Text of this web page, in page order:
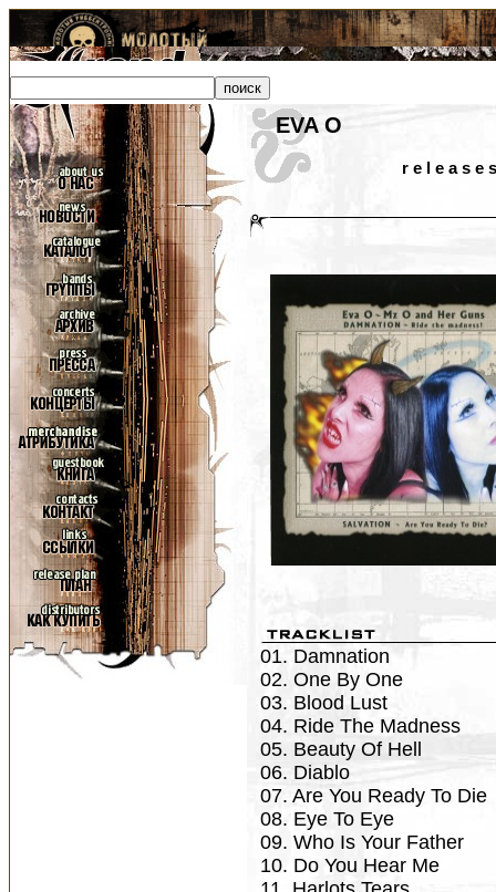
EVA O
r e l e a s e s
01. Damnation
02. One By One
03. Blood Lust
04. Ride The Madness
05. Beauty Of Hell
06. Diablo
07. Are You Ready To Die
08. Eye To Eye
09. Who Is Your Father
10. Do You Hear Me